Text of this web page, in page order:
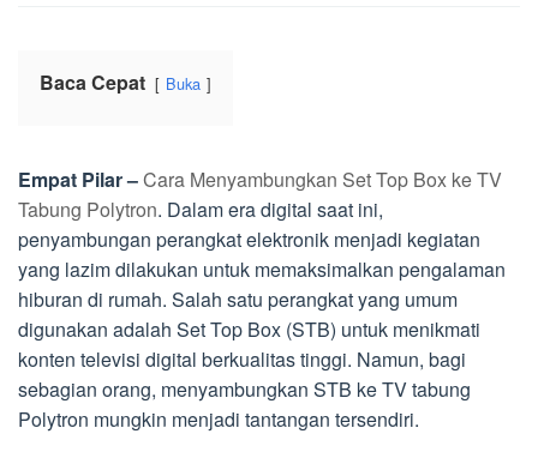
Baca Cepat Buka
Empat Pilar –Cara Menyambungkan Set Top Box ke TV
Tabung Polytron. Dalam era digital saat ini,
penyambungan perangkat elektronik menjadi kegiatan
yang lazim dilakukan untuk memaksimalkan pengalaman
hiburan di rumah. Salah satu perangkat yang umum
digunakan adalah Set Top Box (STB) untuk menikmati
konten televisi digital berkualitas tinggi. Namun, bagi
sebagian orang, menyambungkan STB ke TV tabung
Polytron mungkin menjadi tantangan tersendiri.